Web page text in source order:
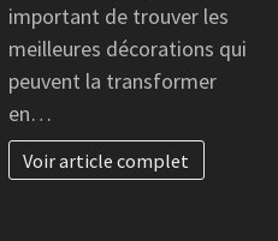
important de trouver les
meilleures décorations qui
peuvent la transformer
en…
Voir article complet